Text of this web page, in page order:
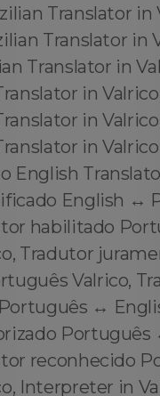
Translator in
Translator in
Translator in
in
in
in
English
English ↔️
habilitado
Tradutor
Valrico,
↔️
Português
reconhecido
Interpreter in